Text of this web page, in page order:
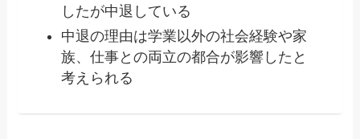
したが中退している
中退の理由は学業以外の社会経験や家
族、仕事との両立の都合が影響したと
考えられる